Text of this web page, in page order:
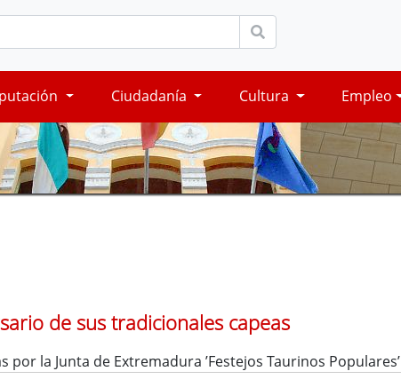
Ciudadanía Cultura Empleo
de sus tradicionales capeas
la Junta de Extremadura ’Festejos Taurinos Populares’